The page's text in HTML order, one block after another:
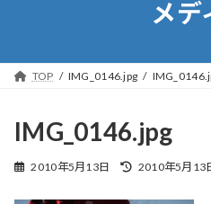
メデ
TOP IMG_0146.jpg
IMG_0146.jpg
2010年5月13日
最
2010年5月13